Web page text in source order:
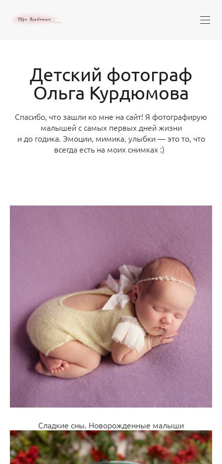
Детский фотограф
Ольга Курдюмова
Спасибо, что зашли ко мне на сайт! Я фотографирую
малышей с самых первых дней жизни
и до годика. Эмоции, мимика, улыбки — это то, что
всегда есть на моих снимках :)
Сладкие сны. Новорожденные малыши